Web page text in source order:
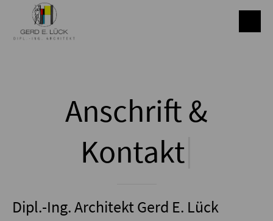
Anschrift &
Kontakt
Dipl.-Ing. Architekt Gerd E. Lück